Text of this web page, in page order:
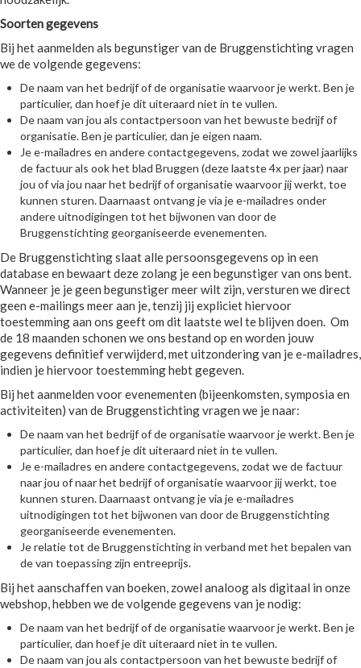
Soorten gegevens
Bij het aanmelden als begunstiger van de Bruggenstichting vragen
we de volgende gegevens:
De naam van het bedrijf of de organisatie waarvoor je werkt. Ben je
particulier, dan hoef je dit uiteraard niet in te vullen.
De naam van jou als contactpersoon van het bewuste bedrijf of
organisatie. Ben je particulier, dan je eigen naam.
Je e-mailadres en andere contactgegevens, zodat we zowel jaarlijks
de factuur als ook het blad Bruggen (deze laatste 4x per jaar) naar
jou of via jou naar het bedrijf of organisatie waarvoor jij werkt, toe
kunnen sturen. Daarnaast ontvang je via je e-mailadres onder
andere uitnodigingen tot het bijwonen van door de
Bruggenstichting georganiseerde evenementen.
De Bruggenstichting slaat alle persoonsgegevens op in een
database en bewaart deze zolang je een begunstiger van ons bent.
Wanneer je je geen begunstiger meer wilt zijn, versturen we direct
geen e-mailings meer aan je, tenzij jij expliciet hiervoor
toestemming aan ons geeft om dit laatste wel te blijven doen. Om
de 18 maanden schonen we ons bestand op en worden jouw
gegevens definitief verwijderd, met uitzondering van je e-mailadres,
indien je hiervoor toestemming hebt gegeven.
Bij het aanmelden voor evenementen (bijeenkomsten, symposia en
activiteiten) van de Bruggenstichting vragen we je naar:
De naam van het bedrijf of de organisatie waarvoor je werkt. Ben je
particulier, dan hoef je dit uiteraard niet in te vullen.
Je e-mailadres en andere contactgegevens, zodat we de factuur
naar jou of naar het bedrijf of organisatie waarvoor jij werkt, toe
kunnen sturen. Daarnaast ontvang je via je e-mailadres
uitnodigingen tot het bijwonen van door de Bruggenstichting
georganiseerde evenementen.
Je relatie tot de Bruggenstichting in verband met het bepalen van
de van toepassing zijn entreeprijs.
Bij het aanschaffen van boeken, zowel analoog als digitaal in onze
webshop, hebben we de volgende gegevens van je nodig:
De naam van het bedrijf of de organisatie waarvoor je werkt. Ben je
particulier, dan hoef je dit uiteraard niet in te vullen.
De naam van jou als contactpersoon van het bewuste bedrijf of